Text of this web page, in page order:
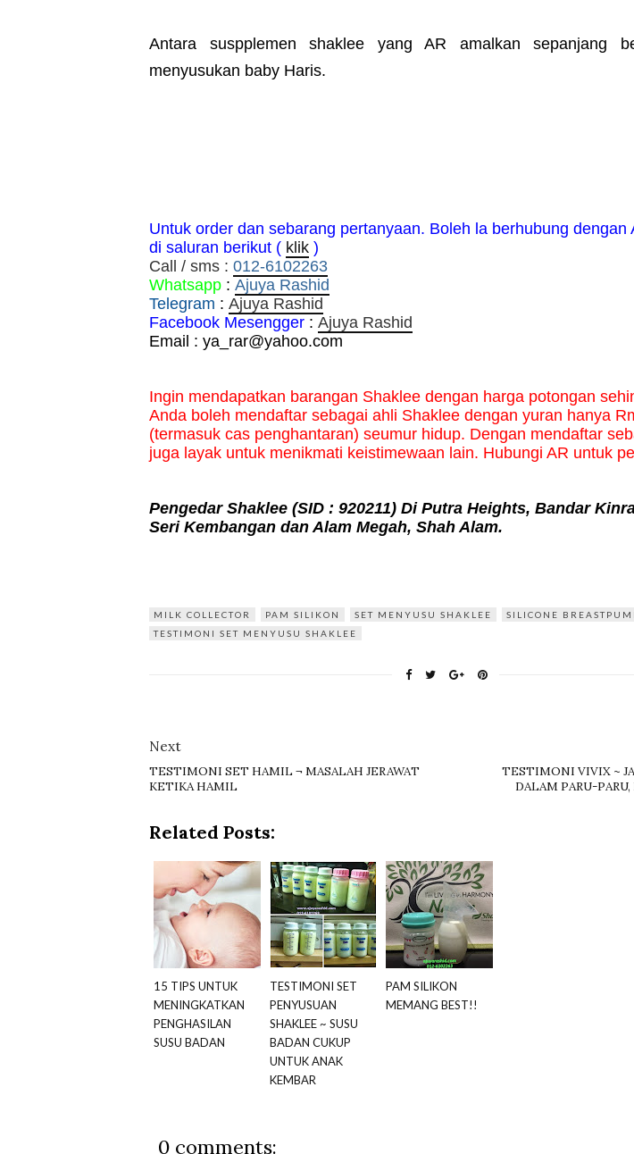
Antara suspplemen shaklee yang AR amalkan sepanjang
menyusukan baby Haris.
Untuk order dan sebarang pertanyaan. Boleh la berhubung dengan
di saluran berikut ( klik )
Call / sms : 012-6102263
Whatsapp : Ajuya Rashid
Telegram : Ajuya Rashid
Facebook Mesengger : Ajuya Rashid
Email : ya_rar@yahoo.com
Ingin mendapatkan barangan Shaklee dengan harga potongan
Anda boleh mendaftar sebagai ahli Shaklee dengan yuran hanya
(termasuk cas penghantaran) seumur hidup. Dengan mendaftar
juga layak untuk menikmati keistimewaan lain. Hubungi AR untuk
Pengedar Shaklee (SID : 920211) Di Putra Heights, Bandar
Seri Kembangan dan Alam Megah, Shah Alam.
MILK COLLECTOR PAM SILIKON SET MENYUSU SHAKLEE
SILICONE
TESTIMONI SET MENYUSU SHAKLEE
Next
TESTIMONI SET HAMIL ¬ MASALAH JERAWAT
KETIKA HAMIL
TESTIMONI VIVIX ~
DALAM PARU-
Related Posts:
15 TIPS UNTUK
MENINGKATKAN
PENGHASILAN
SUSU BADAN
TESTIMONI SET
PENYUSUAN
SHAKLEE ~ SUSU
BADAN CUKUP
UNTUK ANAK
KEMBAR
PAM SILIKON
MEMANG BEST!!
0 comments: